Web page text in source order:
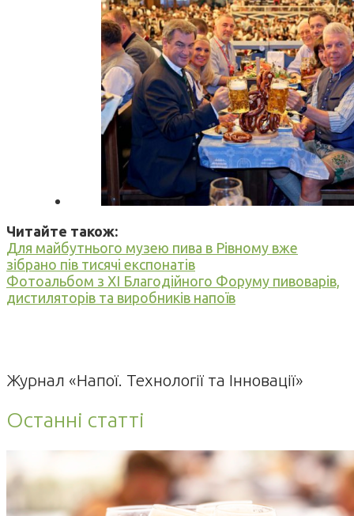
Читайте також:
Для майбутнього музею пива в Рівному вже
зібрано пів тисячі експонатів
Фотоальбом з XI Благодійного Форуму пивоварів,
дистиляторів та виробників напоїв
Журнал «Напої. Технології та Інновації»
Останні статті